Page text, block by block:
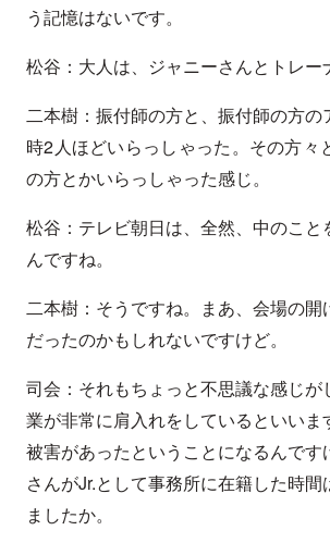
う記憶はないです。
松谷：大人は、ジャニーさんとトレー
二本樹：振付師の方と、振付師の方の
時2人ほどいらっしゃった。その方々
の方とかいらっしゃった感じ。
松谷：テレビ朝日は、全然、中のこと
んですね。
二本樹：そうですね。まあ、会場の開
だったのかもしれないですけど。
司会：それもちょっと不思議な感じが
業が非常に肩入れをしているといいま
被害があったということになるんです
さんがJr.として事務所に在籍した時間
ましたか。